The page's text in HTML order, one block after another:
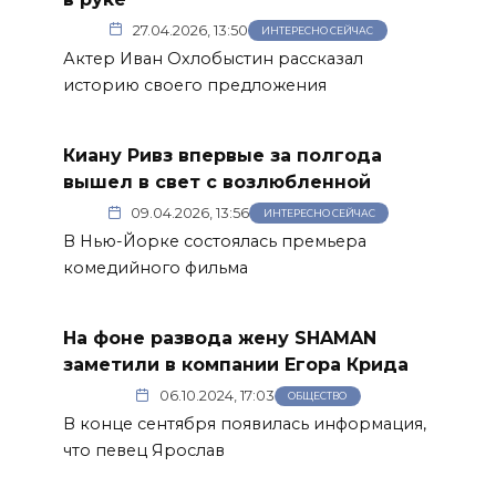
27.04.2026, 13:50 ИНТЕРЕСНО СЕЙЧАС
Актер Иван Охлобыстин рассказал
историю своего предложения
Киану Ривз впервые за полгода
вышел в свет с возлюбленной
09.04.2026, 13:56 ИНТЕРЕСНО СЕЙЧАС
В Нью-Йорке состоялась премьера
комедийного фильма
На фоне развода жену SHAMAN
заметили в компании Егора Крида
06.10.2024, 17:03 ОБЩЕСТВО
В конце сентября появилась информация,
что певец Ярослав